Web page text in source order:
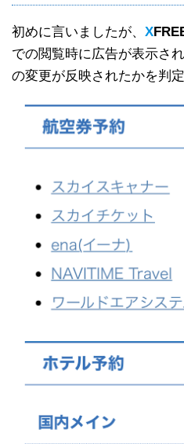
初めに言いましたが、 X
での閲覧時に広告が表示さ
の変更が反映されたかを判